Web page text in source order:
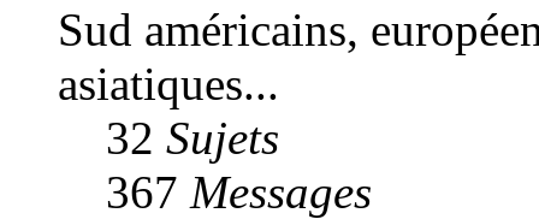
Sud américains,
asiatiques...
32 Sujets
367 Messages